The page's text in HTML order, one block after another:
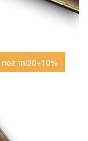
ml30+10%